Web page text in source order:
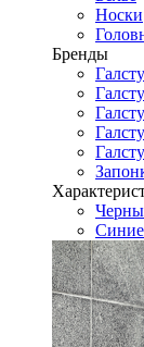
Носки
Бренды
Синие